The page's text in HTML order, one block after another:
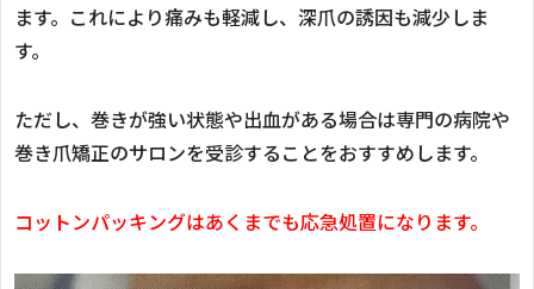
ます。これにより痛みも軽減し、深爪の誘因も減少しま
す。
ただし、巻きが強い状態や出血がある場合は専門の病院や
巻き爪矯正のサロンを受診することをおすすめします。
コットンパッキングはあくまでも応急処置になります。